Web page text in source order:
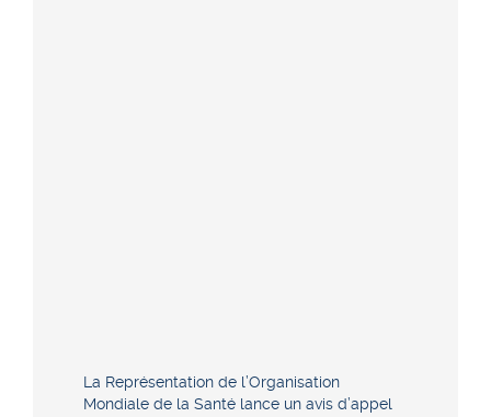
La Représentation de l’Organisation
Mondiale de la Santé lance un avis d’appel